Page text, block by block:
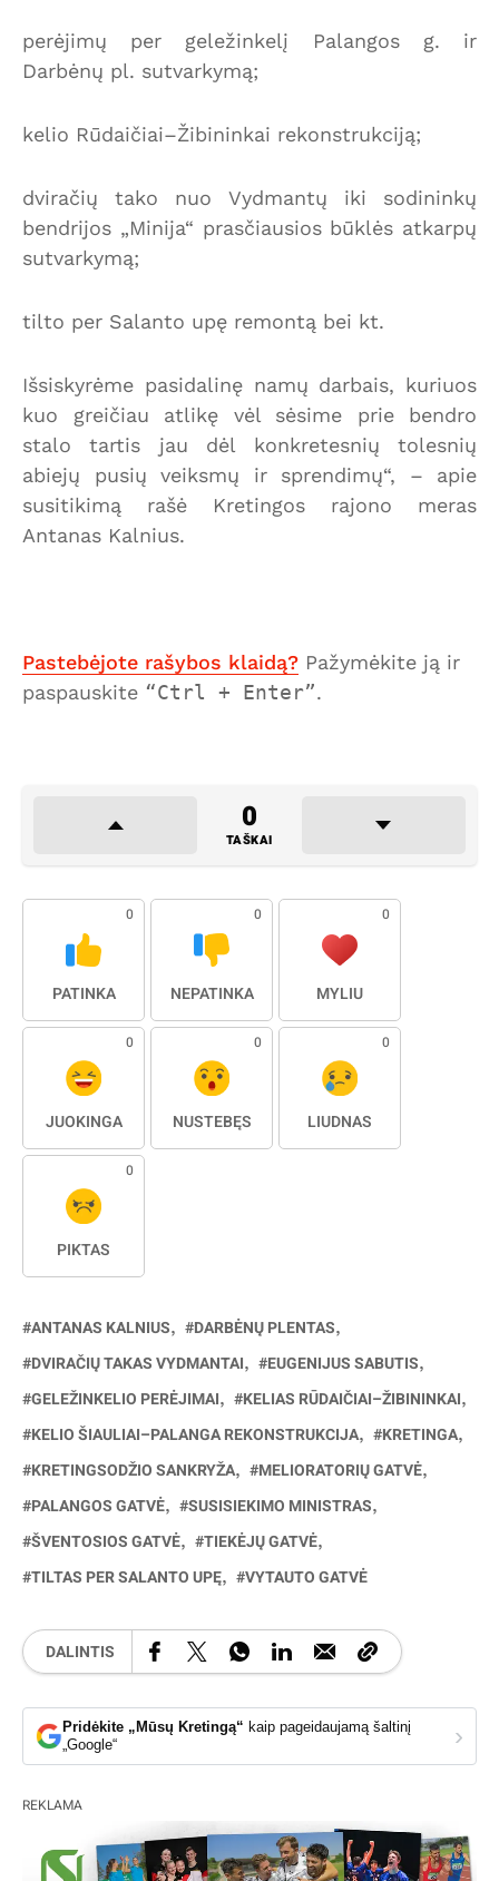
perėjimų per geležinkelį Palangos g. ir
Darbėnų pl. sutvarkymą;
kelio Rūdaičiai–Žibininkai rekonstrukciją;
dviračių tako nuo Vydmantų iki sodininkų
bendrijos „Minija“ prasčiausios būklės atkarpų
sutvarkymą;
tilto per Salanto upę remontą bei kt.
Išsiskyrėme pasidalinę namų darbais, kuriuos
kuo greičiau atlikę vėl sėsime prie bendro
stalo tartis jau dėl konkretesnių tolesnių
abiejų pusių veiksmų ir sprendimų“, – apie
susitikimą rašė Kretingos rajono meras
Antanas Kalnius.
Pastebėjote rašybos klaidą? Pažymėkite ją ir
paspauskite
Ctrl + Enter .
0
TAŠKAI
0
PATINKA
0
NEPATINKA
0
MYLIU
0
JUOKINGA
0
NUSTEBĘS
0
LIŪDNAS
0
PIKTAS
ANTANAS KALNIUS
DARBĖNŲ PLENTAS
DVIRAČIŲ TAKAS VYDMANTAI
EUGENIJUS SABUTIS
GELEŽINKELIO PERĖJIMAI
KELIAS RŪDAIČIAI–ŽIBININKAI
KELIO ŠIAULIAI–PALANGA REKONSTRUKCIJA
KRETINGA
KRETINGSODŽIO SANKRYŽA
MELIORATORIŲ GATVĖ
PALANGOS GATVĖ
SUSISIEKIMO MINISTRAS
ŠVENTOSIOS GATVĖ
TIEKĖJŲ GATVĖ
TILTAS PER SALANTO UPĘ
VYTAUTO GATVĖ
DALINTIS
Pridėkite „Mūsų Kretingą“ kaip pageidaujamą šaltinį
„Google“
›
REKLAMA